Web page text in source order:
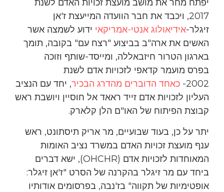
יפתח מחר את מושב מועצת זכויות האדם לשנת
2017, ויכבד את חבר הוועדה המייעצת ז'אן
זיגלר-אידיאולוג אנטי-אמריקאי ידוע לשמצה אשר
האשים את ארה"ב בביצוע "רצח עם" בקובה, תומך
בארגון הטרור חיזבאללה, ומייסד-שותף וזוכה
בפרס מועמר קדאפי לזכויות אדם לשנת
2002- כאחד הדוברים מהדרג הבכיר, יחד עם הנציב
העליון לזכויות אדם זייד ראאד אל חוסיין ויושבת ראש
קבוצת הפיתוח של האו"ם הלן קלארק.
יתר על כן, בעוד שבועיים, מר אריק תיסתונט, ראש
ענף מועצת זכויות האדם במשרד נציב האומות
המאוחדות לזכויות אדם (OHCHR), ישא דברים
ביחד עם מר זיגלר בהקרנה של הסרט "ז'אן זיגלר:
אופטימיות של תקווה" בז'נבה, בפרסומים אודותיו